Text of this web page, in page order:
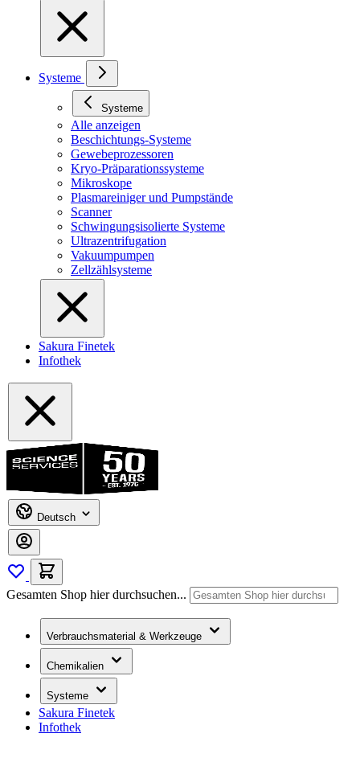
Systeme
Systeme
Alle anzeigen
Beschichtungs-Systeme
Gewebeprozessoren
Kryo-Präparationssysteme
Mikroskope
Plasmareiniger und Pumpstände
Scanner
Schwingungsisolierte Systeme
Ultrazentrifugation
Vakuumpumpen
Zellzählsysteme
Sakura Finetek
Infothek
Deutsch
Gesamten Shop hier durchsuchen...
Verbrauchsmaterial & Werkzeuge
Chemikalien
Systeme
Sakura Finetek
Infothek